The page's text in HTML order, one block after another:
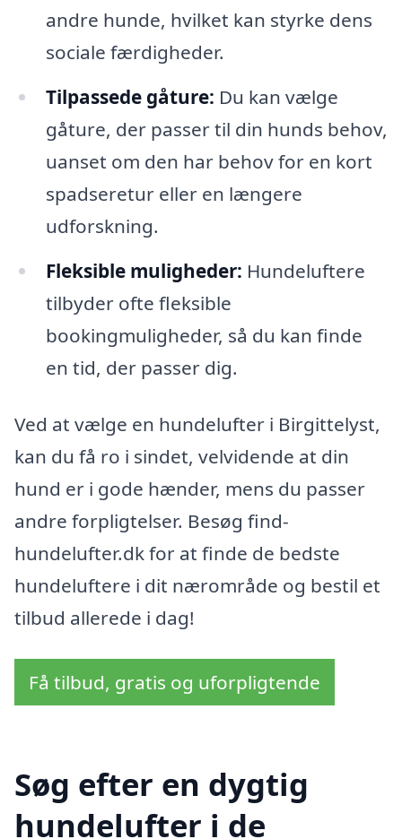
andre hunde, hvilket kan styrke dens
sociale færdigheder.
Tilpassede gåture: Du kan vælge
gåture, der passer til din hunds behov,
uanset om den har behov for en kort
spadseretur eller en længere
udforskning.
Fleksible muligheder: Hundeluftere
tilbyder ofte fleksible
bookingmuligheder, så du kan finde
en tid, der passer dig.
Ved at vælge en hundelufter i Birgittelyst,
kan du få ro i sindet, velvidende at din
hund er i gode hænder, mens du passer
andre forpligtelser. Besøg find-
hundelufter.dk for at finde de bedste
hundeluftere i dit nærområde og bestil et
tilbud allerede i dag!
Få tilbud, gratis og uforpligtende
Søg efter en dygtig
hundelufter i de